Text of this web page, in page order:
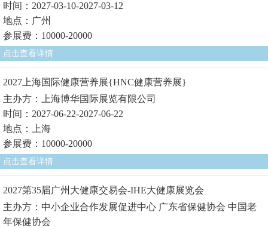
时间：2027-03-10-2027-03-12
地点：广州
参展费：10000-20000
点击查看详情
2027上海国际健康营养展{HNC健康营养展}
主办方：上海博华国际展览有限公司
时间：2027-06-22-2027-06-22
地点：上海
参展费：10000-20000
点击查看详情
2027第35届广州大健康交易会-IHE大健康展览会
主办方：中小企业合作发展促进中心 广东省保健协会 中国老
年保健协会